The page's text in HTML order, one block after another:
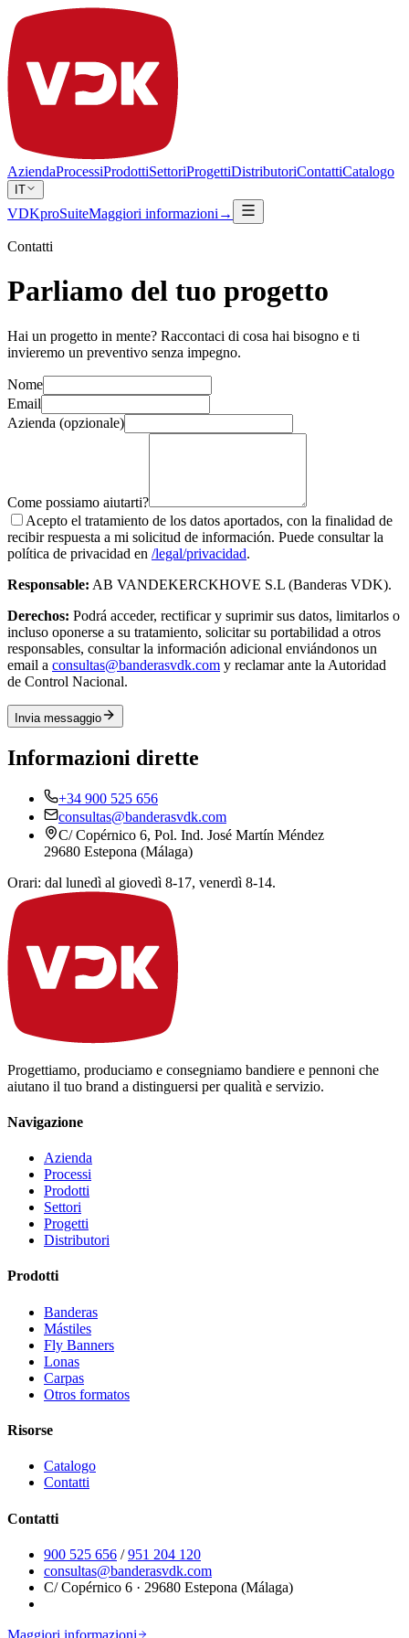
AziendaProcessiProdottiSettoriProgettiDistributoriContattiCatalogo
IT
VDKproSuiteMaggiori informazioni →
Contatti
Parliamo del tuo progetto
Hai un progetto in mente? Raccontaci di cosa hai bisogno e ti
invieremo un preventivo senza impegno.
Nome
Email
Azienda (opzionale)
Come possiamo aiutarti?
Acepto el tratamiento de los datos aportados, con la finalidad de
recibir respuesta a mi solicitud de información. Puede consultar la
política de privacidad en /legal/privacidad.
Responsable: AB VANDEKERCKHOVE S.L (Banderas VDK).
Derechos: Podrá acceder, rectificar y suprimir sus datos, limitarlos o
incluso oponerse a su tratamiento, solicitar su portabilidad a otros
responsables, consultar la información adicional enviándonos un
email a consultas@banderasvdk.com y reclamar ante la Autoridad
de Control Nacional.
Invia messaggio
Informazioni dirette
+34 900 525 656
consultas@banderasvdk.com
C/ Copérnico 6, Pol. Ind. José Martín Méndez
29680 Estepona (Málaga)
Orari: dal lunedì al giovedì 8-17, venerdì 8-14.
Progettiamo, produciamo e consegniamo bandiere e pennoni che
aiutano il tuo brand a distinguersi per qualità e servizio.
Navigazione
Azienda
Processi
Prodotti
Settori
Progetti
Distributori
Prodotti
Banderas
Mástiles
Fly Banners
Lonas
Carpas
Otros formatos
Risorse
Catalogo
Contatti
Contatti
900 525 656 / 951 204 120
consultas@banderasvdk.com
C/ Copérnico 6 · 29680 Estepona (Málaga)
Maggiori informazioni